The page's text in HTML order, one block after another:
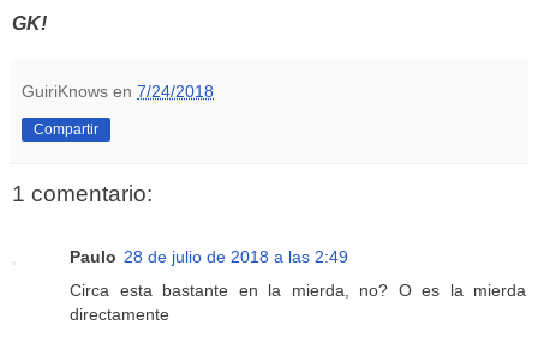
GK!
GuiriKnows en 7/24/2018
Compartir
1 comentario:
Paulo 28 de julio de 2018 a las 2:49
Circa esta bastante en la mierda, no? O es la mierda
directamente